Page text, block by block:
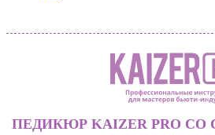
ПЕДИКЮР KAIZER PRO СО